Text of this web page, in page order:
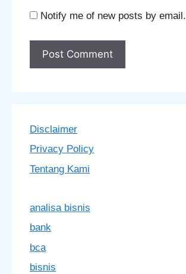
Notify me of new posts by email.
Disclaimer
Privacy Policy
Tentang Kami
analisa bisnis
bank
bca
bisnis